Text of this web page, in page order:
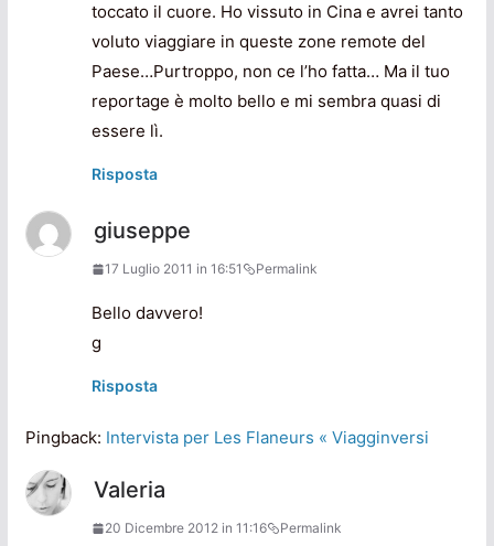
toccato il cuore. Ho vissuto in Cina e avrei tanto
voluto viaggiare in queste zone remote del
Paese…Purtroppo, non ce l’ho fatta… Ma il tuo
reportage è molto bello e mi sembra quasi di
essere lì.
Risposta
giuseppe
17 Luglio 2011 in 16:51 Permalink
Bello davvero!
g
Risposta
Pingback: Intervista per Les Flaneurs « Viagginversi
Valeria
20 Dicembre 2012 in 11:16 Permalink